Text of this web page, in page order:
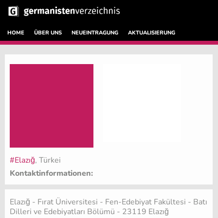
HOME ÜBER UNS NEUEINTRAGUNG AKTUALISIERUNG
#Elazığ, Türkei
Kontaktinformationen:
Elazığ - Fırat Üniversitesi - Fen-Edebiyat Fakültesi - Batı
Dilleri ve Edebiyatları Bölümü - 23119 Elazığ